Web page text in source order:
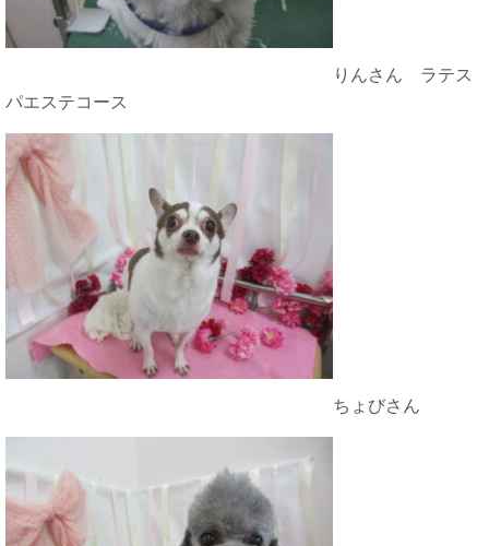
りんさん ラテス
パエステコース
ちょびさん